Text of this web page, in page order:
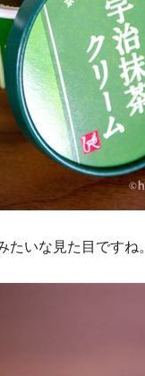
いな見た目ですね。